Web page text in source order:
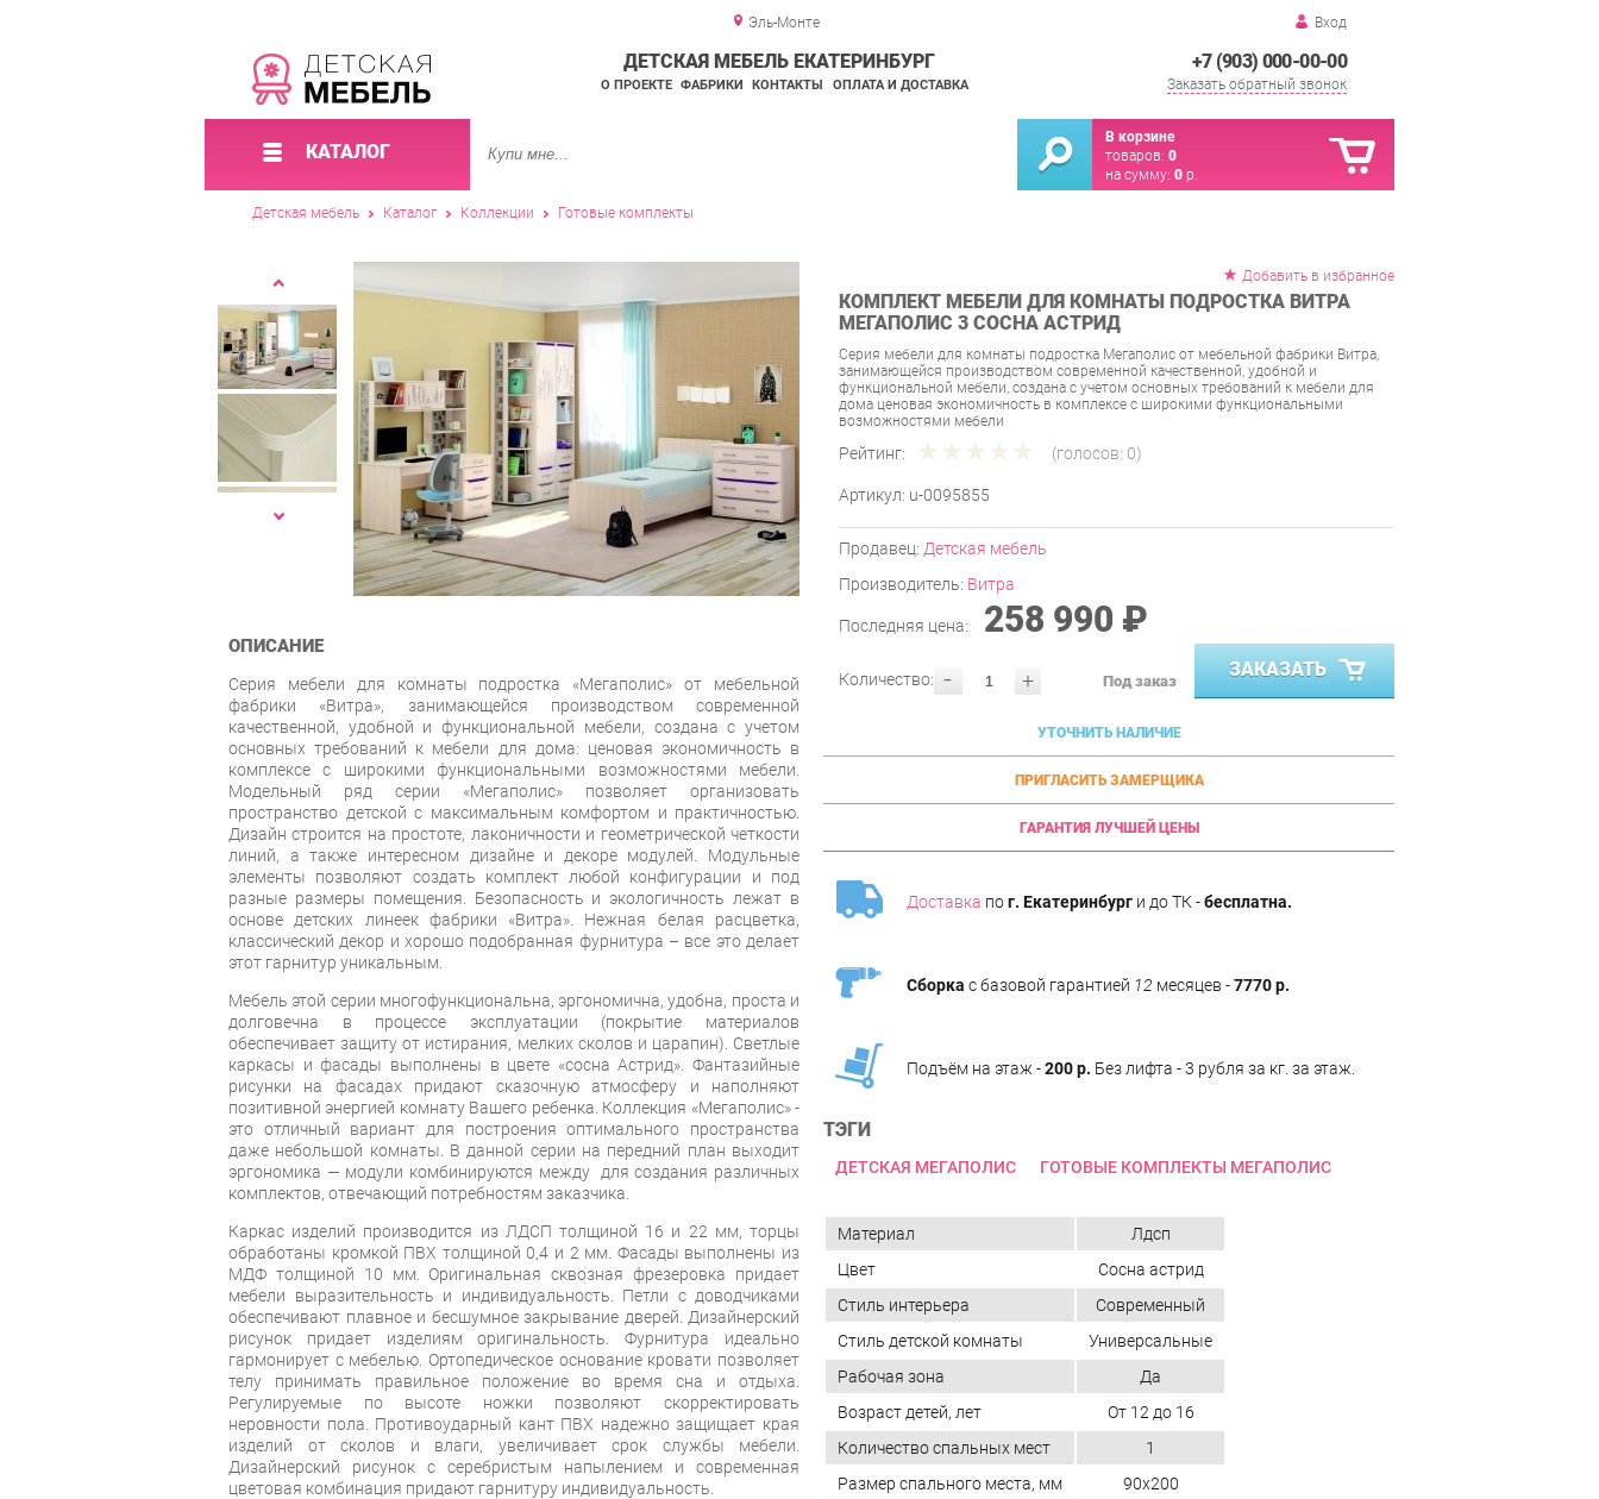
Эль-Монте Вход
+7 (903) 000-00-00
Заказать обратный звонок
ДЕТСКАЯ МЕБЕЛЬ ЕКАТЕРИНБУРГ
О ПРОЕКТЕ ФАБРИКИ КОНТАКТЫ ОПЛАТА И ДОСТАВКА
КАТАЛОГ
В корзине
товаров: 0
на сумму: 0 р.
Детская мебель Каталог Коллекции Готовые комплекты
Добавить в избранное
КОМПЛЕКТ МЕБЕЛИ ДЛЯ КОМНАТЫ ПОДРОСТКА ВИТРА
МЕГАПОЛИС 3 СОСНА АСТРИД
Серия мебели для комнаты подростка Мегаполис от мебельной фабрики Витра,
занимающейся производством современной качественной, удобной и
функциональной мебели, создана с учетом основных требований к мебели для
дома ценовая экономичность в комплексе с широкими функциональными
возможностями мебели
Рейтинг: (голосов: 0)
Артикул: u-0095855
Продавец: Детская мебель
Производитель: Витра
Последняя цена: 258 990 ₽
- +
Количество: Под заказ
ЗАКАЗАТЬ
УТОЧНИТЬ НАЛИЧИЕ
ПРИГЛАСИТЬ ЗАМЕРЩИКА
ГАРАНТИЯ ЛУЧШЕЙ ЦЕНЫ
Доставка пог. Екатеринбург и до ТК -бесплатна.
Сборка с базовой гарантией 12 месяцев -7770 р.
Подъём на этаж -200 р. Без лифта - 3 рубля за кг. за этаж.
ТЭГИ
ДЕТСКАЯ МЕГАПОЛИС ГОТОВЫЕ КОМПЛЕКТЫ МЕГАПОЛИС
ОПИСАНИЕ
Серия мебели для комнаты подростка «Мегаполис» от мебельной
фабрики «Витра», занимающейся производством современной
качественной, удобной и функциональной мебели, создана с учетом
основных требований к мебели для дома: ценовая экономичность в
комплексе с широкими функциональными возможностями мебели.
Модельный ряд серии «Мегаполис» позволяет организовать
пространство детской с максимальным комфортом и практичностью.
Дизайн строится на простоте, лаконичности и геометрической четкости
линий, а также интересном дизайне и декоре модулей. Модульные
элементы позволяют создать комплект любой конфигурации и под
разные размеры помещения. Безопасность и экологичность лежат в
основе детских линеек фабрики «Витра». Нежная белая расцветка,
классический декор и хорошо подобранная фурнитура – все это делает
этот гарнитур уникальным.
Мебель этой серии многофункциональна, эргономична, удобна, проста и
долговечна в процессе эксплуатации (покрытие материалов
обеспечивает защиту от истирания, мелких сколов и царапин). Светлые
каркасы и фасады выполнены в цвете «сосна Астрид». Фантазийные
рисунки на фасадах придают сказочную атмосферу и наполняют
позитивной энергией комнату Вашего ребенка. Коллекция «Мегаполис» -
это отличный вариант для построения оптимального пространства
даже небольшой комнаты. В данной серии на передний план выходит
эргономика — модули комбинируются между для создания различных
комплектов, отвечающий потребностям заказчика.
Каркас изделий производится из ЛДСП толщиной 16 и 22 мм, торцы
обработаны кромкой ПВХ толщиной 0,4 и 2 мм. Фасады выполнены из
МДФ толщиной 10 мм. Оригинальная сквозная фрезеровка придает
мебели выразительность и индивидуальность. Петли с доводчиками
обеспечивают плавное и бесшумное закрывание дверей. Дизайнерский
рисунок придает изделиям оригинальность. Фурнитура идеально
гармонирует с мебелью. Ортопедическое основание кровати позволяет
телу принимать правильное положение во время сна и отдыха.
Регулируемые по высоте ножки позволяют скорректировать
неровности пола. Противоударный кант ПВХ надежно защищает края
изделий от сколов и влаги, увеличивает срок службы мебели.
Дизайнерский рисунок с серебристым напылением и современная
цветовая комбинация придают гарнитуру индивидуальность.
Материал
Лдсп
Цвет
Сосна астрид
Стиль интерьера
Современный
Стиль детской комнаты
Универсальные
Рабочая зона
Да
Возраст детей, лет
От 12 до 16
Количество спальных мест
1
Размер спального места, мм
90х200